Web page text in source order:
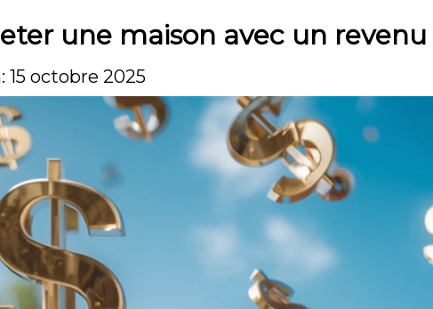
une maison avec un
octobre 2025